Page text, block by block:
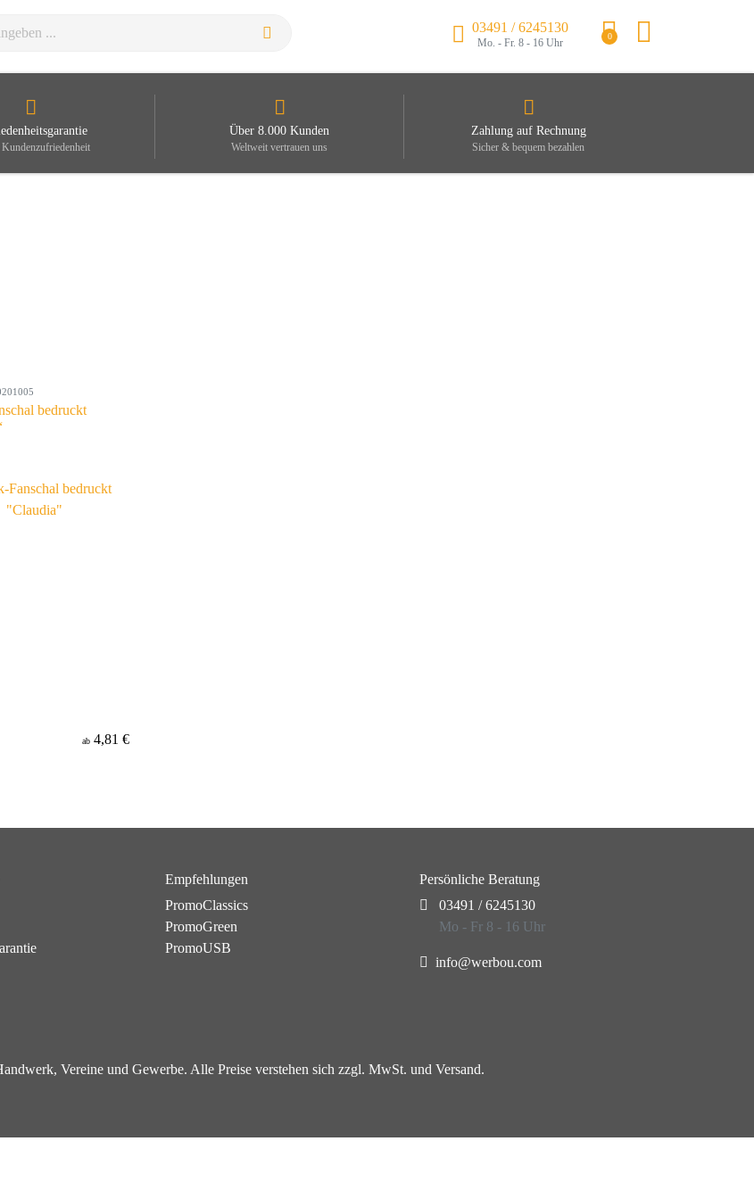
03491 / 6245130
Mo. - Fr. 8 - 16 Uhr
0
Kundenzufriedenheit
Über 8.000 Kunden
Weltweit vertrauen uns
Zahlung auf Rechnung
Sicher & bequem bezahlen
bedruckt
ab 4,81 €
Empfehlungen
PromoClassics
PromoGreen
PromoUSB
Persönliche Beratung
03491 / 6245130
Mo - Fr 8 - 16 Uhr
info@werbou.com
Vereine und Gewerbe. Alle Preise verstehen sich zzgl. MwSt. und Versand.